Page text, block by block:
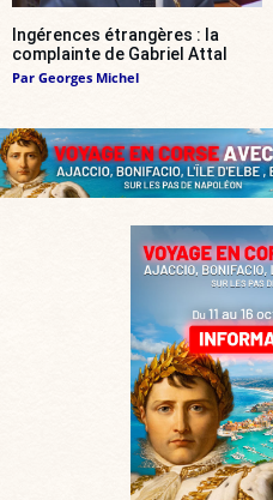
Ingérences étrangères : la
complainte de Gabriel Attal
Par Georges Michel